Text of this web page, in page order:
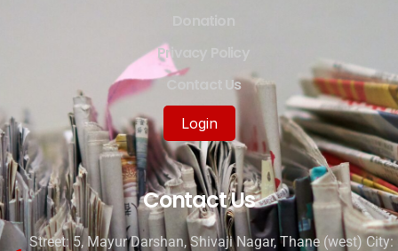
Privacy Policy
Contact Us
Login
Contact Us
Street: 5, Mayur Darshan, Shivaji Nagar, Thane (west) City: